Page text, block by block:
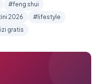
#feng shui
2026
#lifestyle
gratis